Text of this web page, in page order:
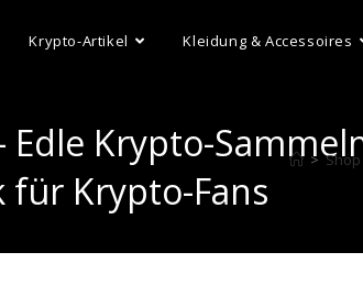
Krypto-Artikel Kleidung & Accessoires
Krypto-
für Krypto-Fans
> Shop